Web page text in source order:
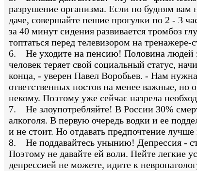
разрушение организма. Если по будням вам
даче, совершайте пешие прогулки по 2 - 3
за 40 минут сидения развивается тромбоз
топтаться перед телевизором на
6. Не уходите на пенсию! Половина людей
человек теряет свой социальный статус,
конца, - уверен Павел Воробьев. - Нам
ответственных постов на менее важные, но
некому. Поэтому уже сейчас назрела
7. Не злоупотребляйте! В России 30%
алкоголя. В первую очередь водки и ее
и не стоит. Но отдавать предпочтение
8. Не поддавайтесь унынию! Депрессия -
Поэтому не давайте ей воли. Пейте легкие
депрессией не можете, идите к